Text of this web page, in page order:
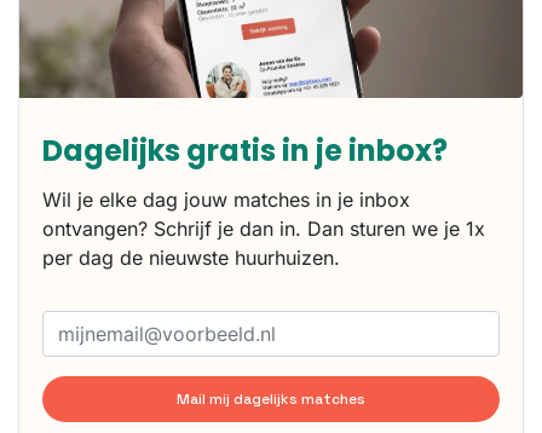
Dagelijks gratis in je inbox?
Wil je elke dag jouw matches in je inbox
ontvangen? Schrijf je dan in. Dan sturen we je 1x
per dag de nieuwste huurhuizen.
Mail mij dagelijks matches